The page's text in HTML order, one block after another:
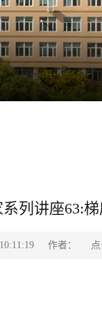
列讲座63:
作者： 点